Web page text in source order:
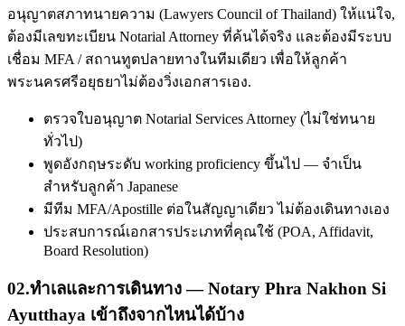
อนุญาตสภาทนายความ (Lawyers Council of Thailand) ให้แน่ใจ,
ต้องมีเลขทะเบียน Notarial Attorney ที่ค้นได้จริง และต้องมีระบบ
เชื่อม MFA / สถานทูตปลายทางในทีมเดียว เพื่อให้ลูกค้า
พระนครศรีอยุธยาไม่ต้องวิ่งเอกสารเอง.
ตรวจใบอนุญาต Notarial Services Attorney (ไม่ใช่ทนาย
ทั่วไป)
พูดอังกฤษระดับ working proficiency ขึ้นไป — จำเป็น
สำหรับลูกค้า Japanese
มีทีม MFA/Apostille ต่อในสัญญาเดียว ไม่ต้องเดินทางเอง
ประสบการณ์เอกสารประเภทที่คุณใช้ (POA, Affidavit,
Board Resolution)
02.ทำเลและการเดินทาง — Notary Phra Nakhon Si
Ayutthaya เข้าถึงจากไหนได้บ้าง